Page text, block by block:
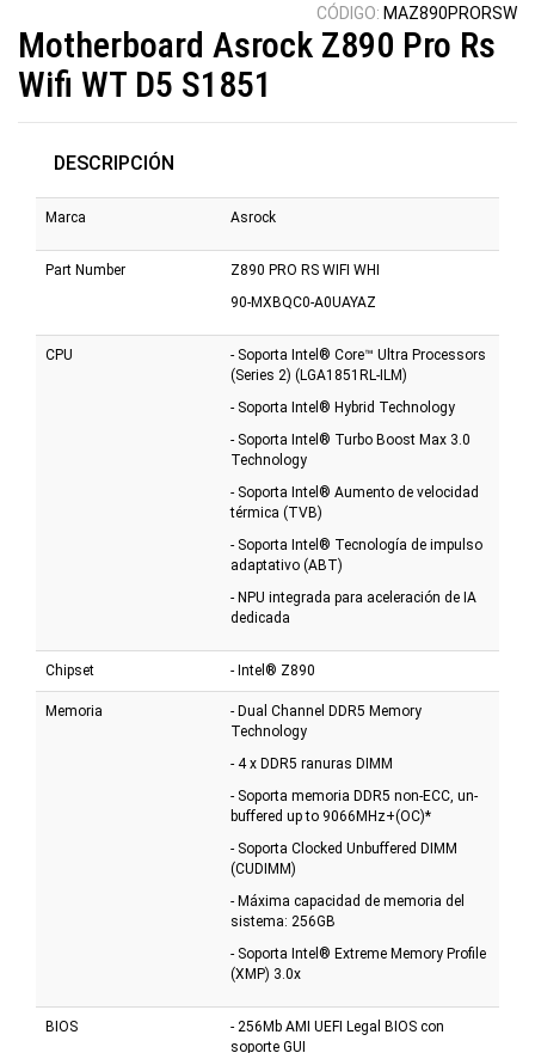
CÓDIGO: MAZ890PRORSW
Motherboard Asrock Z890 Pro Rs
Wifi WT D5 S1851
DESCRIPCIÓN
Marca Asrock
Part Number
Z890 PRO RS WIFI WHI
90-MXBQC0-A0UAYAZ
CPU
- Soporta Intel® Core™ Ultra Processors
(Series 2) (LGA1851RL-ILM)
- Soporta Intel® Hybrid Technology
- Soporta Intel® Turbo Boost Max 3.0
Technology
- Soporta Intel® Aumento de velocidad
térmica (TVB)
- Soporta Intel® Tecnología de impulso
adaptativo (ABT)
- NPU integrada para aceleración de IA
dedicada
Chipset - Intel® Z890
Memoria
- Dual Channel DDR5 Memory
Technology
- 4 x DDR5 ranuras DIMM
- Soporta memoria DDR5 non-ECC, un-
buffered up to 9066MHz+(OC)*
- Soporta Clocked Unbuffered DIMM
(CUDIMM)
- Máxima capacidad de memoria del
sistema: 256GB
- Soporta Intel® Extreme Memory Profile
(XMP) 3.0x
BIOS
- 256Mb AMI UEFI Legal BIOS con
soporte GUI